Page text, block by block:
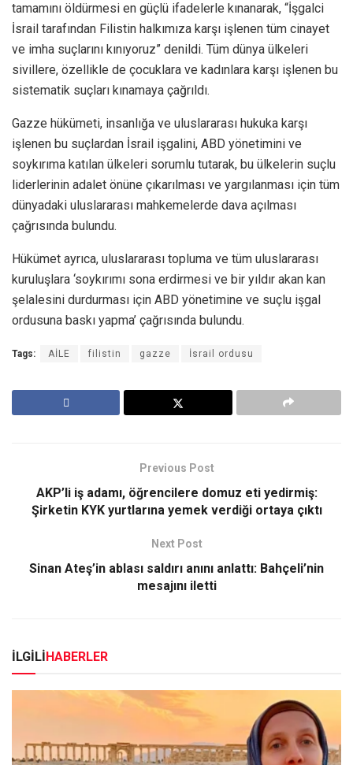
tamamını öldürmesi en güçlü ifadelerle kınanarak, “İşgalci
İsrail tarafından Filistin halkımıza karşı işlenen tüm cinayet
ve imha suçlarını kınıyoruz” denildi. Tüm dünya ülkeleri
sivillere, özellikle de çocuklara ve kadınlara karşı işlenen bu
sistematik suçları kınamaya çağrıldı.
Gazze hükümeti, insanlığa ve uluslararası hukuka karşı
işlenen bu suçlardan İsrail işgalini, ABD yönetimini ve
soykırıma katılan ülkeleri sorumlu tutarak, bu ülkelerin suçlu
liderlerinin adalet önüne çıkarılması ve yargılanması için tüm
dünyadaki uluslararası mahkemelerde dava açılması
çağrısında bulundu.
Hükümet ayrıca, uluslararası topluma ve tüm uluslararası
kuruluşlara ‘soykırımı sona erdirmesi ve bir yıldır akan kan
şelalesini durdurması için ABD yönetimine ve suçlu işgal
ordusuna baskı yapma’ çağrısında bulundu.
Tags: AİLE filistin gazze İsrail ordusu
Previous Post
AKP’li iş adamı, öğrencilere domuz eti yedirmiş:
Şirketin KYK yurtlarına yemek verdiği ortaya çıktı
Next Post
Sinan Ateş’in ablası saldırı anını anlattı: Bahçeli’nin
mesajını iletti
İLGİLİHABERLER